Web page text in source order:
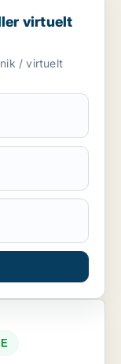
kontor til salg i
virtuelt
/ virtuelt